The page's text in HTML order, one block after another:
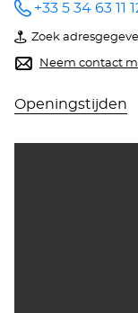
telefoonnummer
+33 5 34 63 11
Zoek
van
Opticien
PORTET-
GARONNE
Optical
Neem contact
Openingstijden